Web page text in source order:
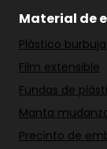
Material de
Plástico burbuja
Film extensible
Fundas de
Manta
Precinto de